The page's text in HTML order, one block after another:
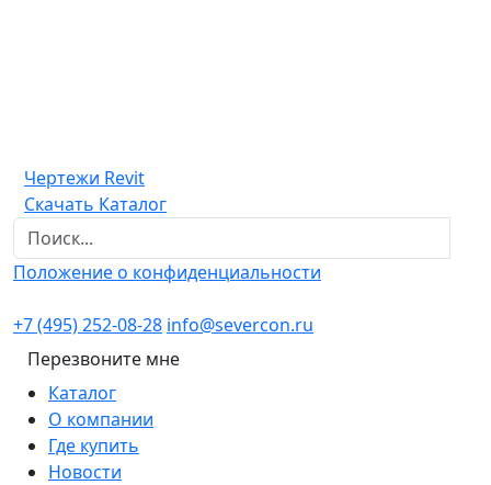
Чертежи Revit
Скачать Каталог
Положение о конфиденциальности
+7 (495) 252-08-28 info@severcon.ru
Перезвоните мне
Каталог
О компании
Где купить
Новости